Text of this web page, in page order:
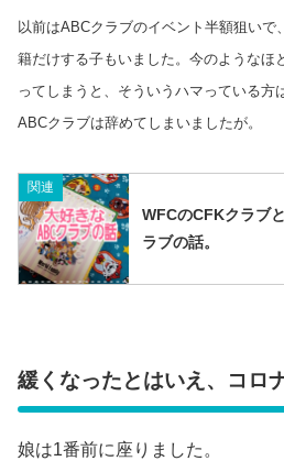
以前はABCクラブのイベント半額狙いで
籍だけする子もいました。今のようなほ
ってしまうと、そういうハマっている方
ABCクラブは辞めてしまいましたが。
関連
WFCのCFKクラブ
ラブの話。
緩くなったとはいえ、コロ
娘は1番前に座りました。